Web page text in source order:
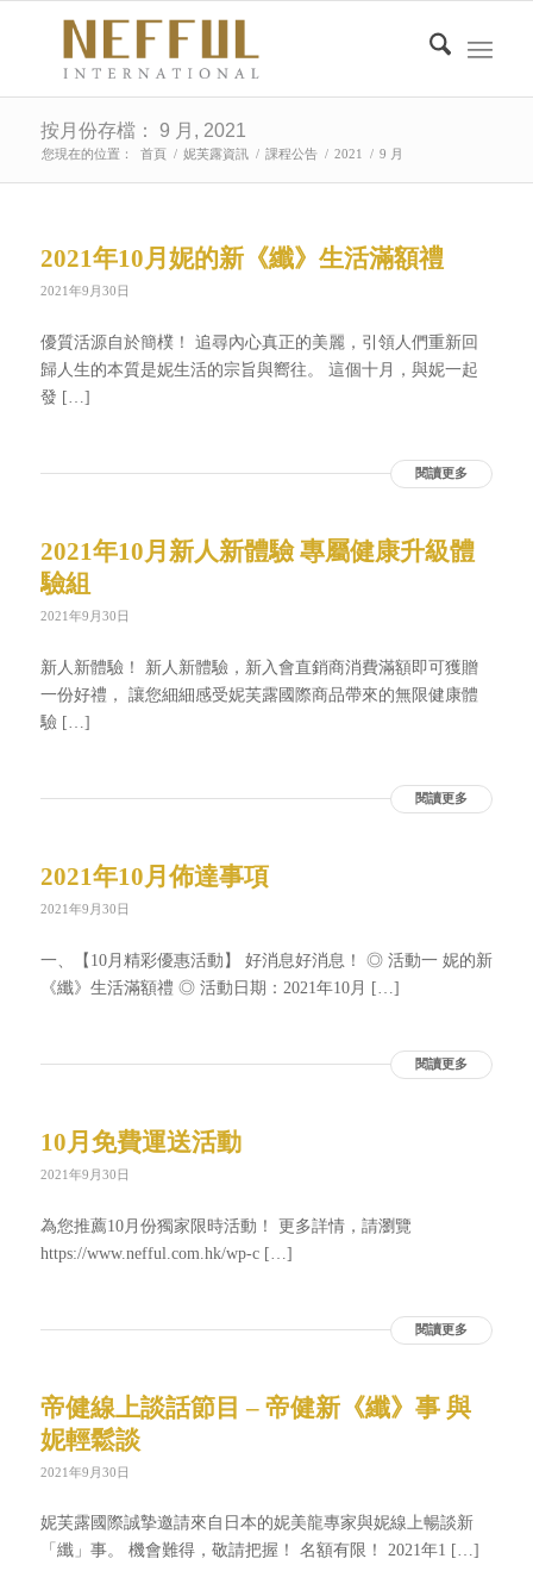
按月份存檔： 9 月, 2021
您現在的位置： 首頁 / 妮芙露資訊 / 課程公告 / 2021 / 9 月
2021年10月妮的新《纖》生活滿額禮
2021年9月30日
優質活源自於簡樸！ 追尋內心真正的美麗，引領人們重新回
歸人生的本質是妮生活的宗旨與嚮往。 這個十月，與妮一起
發 […]
閱讀更多
2021年10月新人新體驗 專屬健康升級體
驗組
2021年9月30日
新人新體驗！ 新人新體驗，新入會直銷商消費滿額即可獲贈
一份好禮， 讓您細細感受妮芙露國際商品帶來的無限健康體
驗 […]
閱讀更多
2021年10月佈達事項
2021年9月30日
一、【10月精彩優惠活動】 好消息好消息！ ◎ 活動一 妮的新
《纖》生活滿額禮 ◎ 活動日期：2021年10月 […]
閱讀更多
10月免費運送活動
2021年9月30日
為您推薦10月份獨家限時活動！ 更多詳情，請瀏覽
https://www.nefful.com.hk/wp-c […]
閱讀更多
帝健線上談話節目 – 帝健新《纖》事 與
妮輕鬆談
2021年9月30日
妮芙露國際誠摯邀請來自日本的妮美龍專家與妮線上暢談新
「纖」事。 機會難得，敬請把握！ 名額有限！ 2021年1 […]